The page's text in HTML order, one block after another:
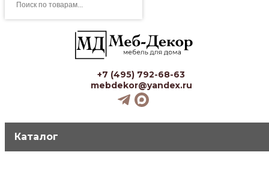
товаров
+7 (495) 792-68-63
mebdekor@yandex.ru
Каталог